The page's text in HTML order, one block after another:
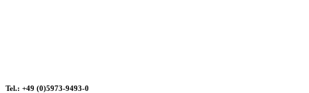
Tel.: +49 (0)5973-9493-0